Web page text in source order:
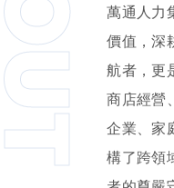
萬通人力
價值，深
航者，更
商店經營
企業、家
構了跨領